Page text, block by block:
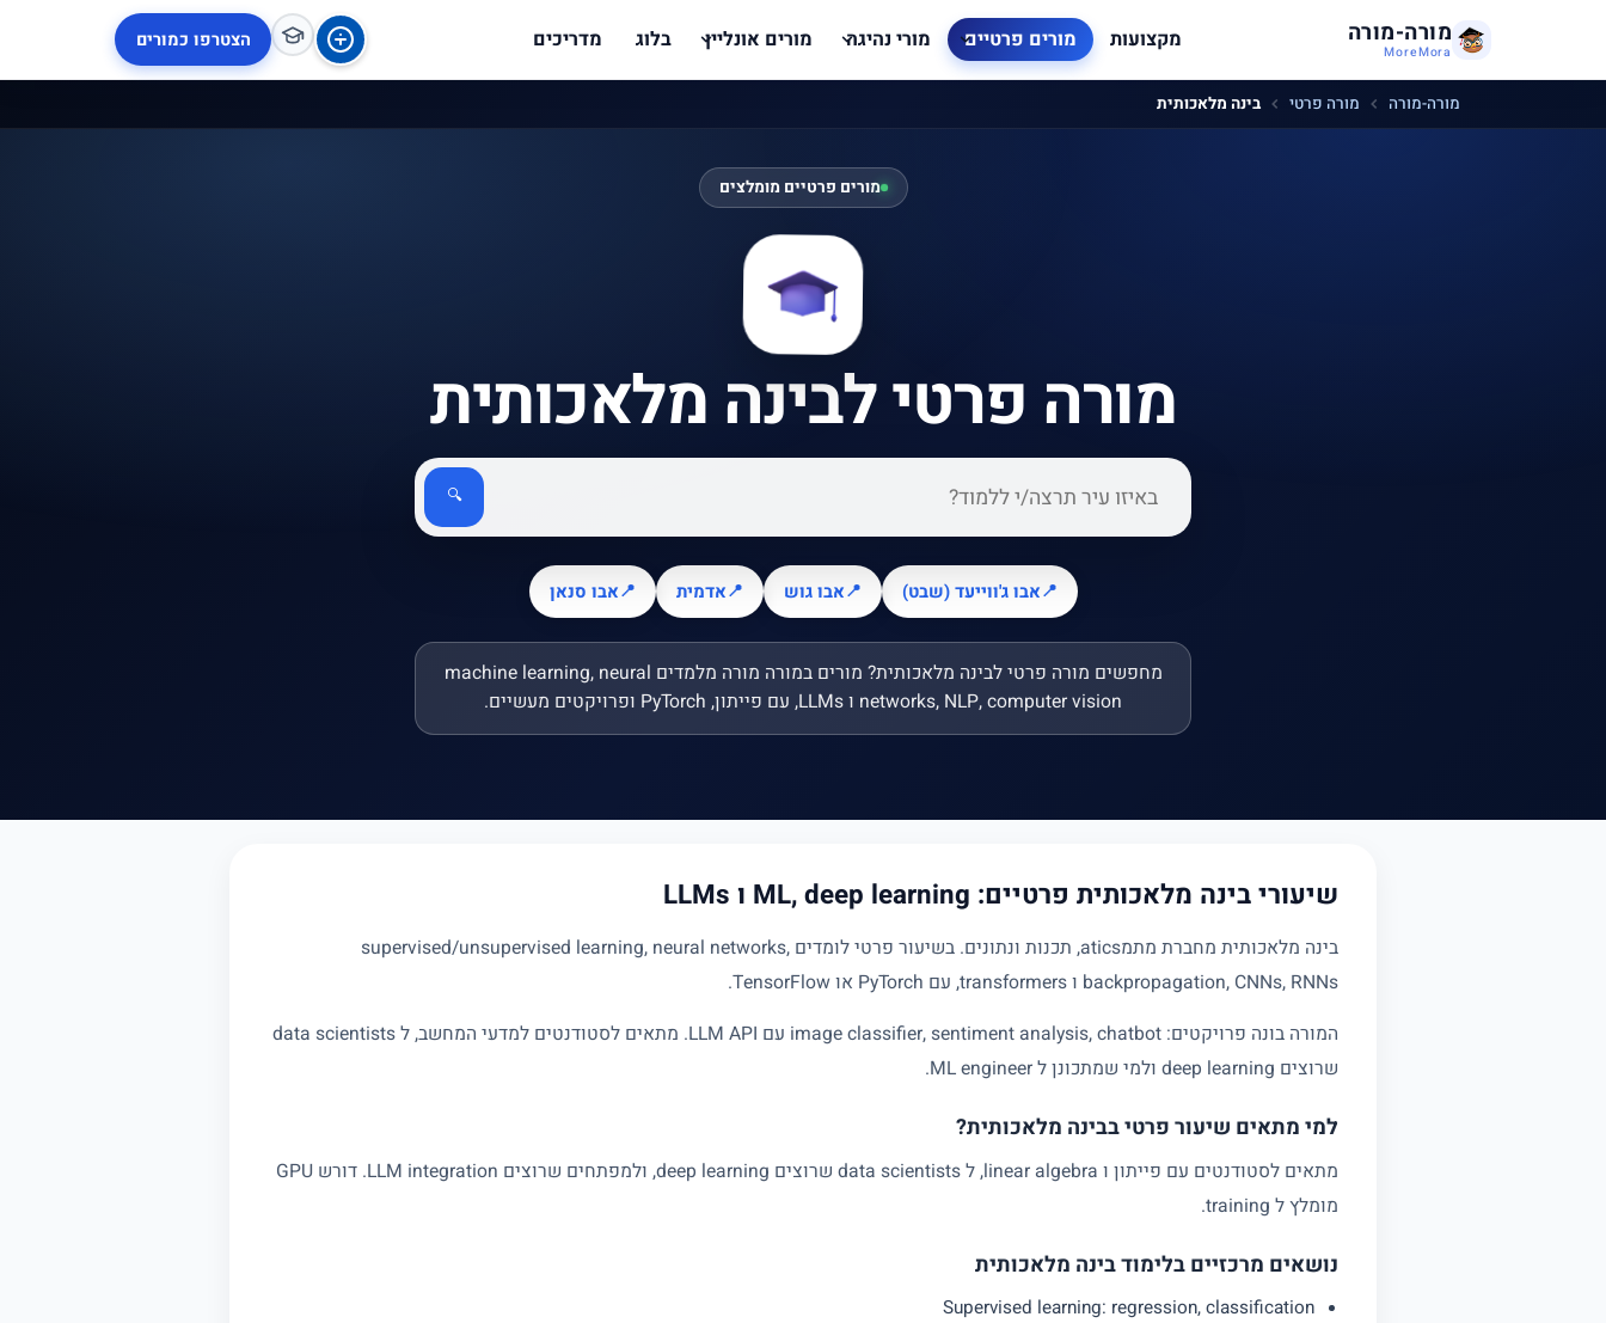
מורה-מורה
MoreMora מקצועות מורים פרטיים מורי נהיגה מורים אונליין בלוג מדריכים הצטרפו כמורים
מורה-מורה מורה פרטי בינה מלאכותית
מורים פרטיים מומלצים
מורה פרטי לבינה מלאכותית
🔍
📍אבו ג'ווייעד (שבט) 📍אבו גוש 📍אדמית 📍אבו סנאן
מחפשים מורה פרטי לבינה מלאכותית? מורים במורה מורה מלמדים machine learning, neural
networks, NLP, computer vision ו LLMs, עם פייתון, PyTorch ופרויקטים מעשיים.
שיעורי בינה מלאכותית פרטיים: ML, deep learning ו LLMs
בינה מלאכותית מחברת מתמatics, תכנות ונתונים. בשיעור פרטי לומדים supervised/unsupervised learning, neural networks,
backpropagation, CNNs, RNNs ו transformers, עם PyTorch או TensorFlow.
המורה בונה פרויקטים: image classifier, sentiment analysis, chatbot עם LLM API. מתאים לסטודנטים למדעי המחשב, ל data scientists
שרוצים deep learning ולמי שמתכונן ל ML engineer.
למי מתאים שיעור פרטי בבינה מלאכותית?
מתאים לסטודנטים עם פייתון ו linear algebra, ל data scientists שרוצים deep learning, ולמפתחים שרוצים LLM integration. דורש GPU
מומלץ ל training.
נושאים מרכזיים בלימוד בינה מלאכותית
Supervised learning: regression, classification